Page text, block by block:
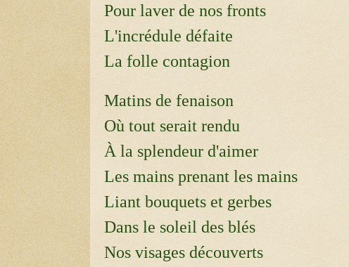
Pour laver de nos fronts
L'incrédule défaite
La folle contagion
Matins de fenaison
Où tout serait rendu
À la splendeur d'aimer
Les mains prenant les mains
Liant bouquets et gerbes
Dans le soleil des blés
Nos visages découverts